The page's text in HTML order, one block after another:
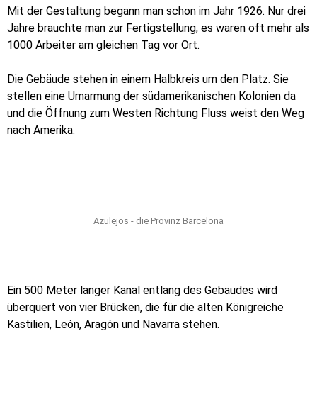
Mit der Gestaltung begann man schon im Jahr 1926. Nur drei
Jahre brauchte man zur Fertigstellung, es waren oft mehr als
1000 Arbeiter am gleichen Tag vor Ort.
Die Gebäude stehen in einem Halbkreis um den Platz. Sie
stellen eine Umarmung der südamerikanischen Kolonien da
und die Öffnung zum Westen Richtung Fluss weist den Weg
nach Amerika.
Azulejos - die Provinz Barcelona
Ein 500 Meter langer Kanal entlang des Gebäudes wird
überquert von vier Brücken, die für die alten Königreiche
Kastilien, León, Aragón und Navarra stehen.